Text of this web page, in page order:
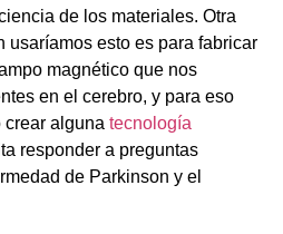
de los materiales. Otra
usaríamos esto es para fabricar
magnético que nos
en el cerebro, y para eso
alguna tecnología
responder a preguntas
de Parkinson y el